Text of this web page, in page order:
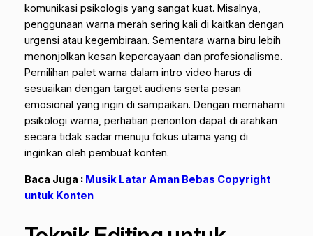
komunikasi psikologis yang sangat kuat. Misalnya,
penggunaan warna merah sering kali di kaitkan dengan
urgensi atau kegembiraan. Sementara warna biru lebih
menonjolkan kesan kepercayaan dan profesionalisme.
Pemilihan palet warna dalam intro video harus di
sesuaikan dengan target audiens serta pesan
emosional yang ingin di sampaikan. Dengan memahami
psikologi warna, perhatian penonton dapat di arahkan
secara tidak sadar menuju fokus utama yang di
inginkan oleh pembuat konten.
Baca Juga : Musik Latar Aman Bebas Copyright
untuk Konten